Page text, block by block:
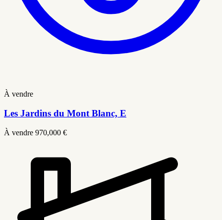
À vendre
Les Jardins du Mont Blanc, E
À vendre 970,000 €